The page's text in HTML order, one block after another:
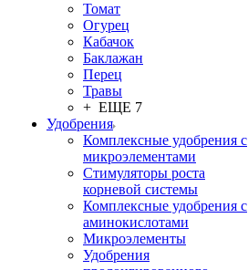
Томат
Огурец
Кабачок
Баклажан
Перец
Травы
+ ЕЩЕ 7
Удобрения
Комплексные удобрения с
микроэлементами
Стимуляторы роста
корневой системы
Комплексные удобрения с
аминокислотами
Микроэлементы
Удобрения